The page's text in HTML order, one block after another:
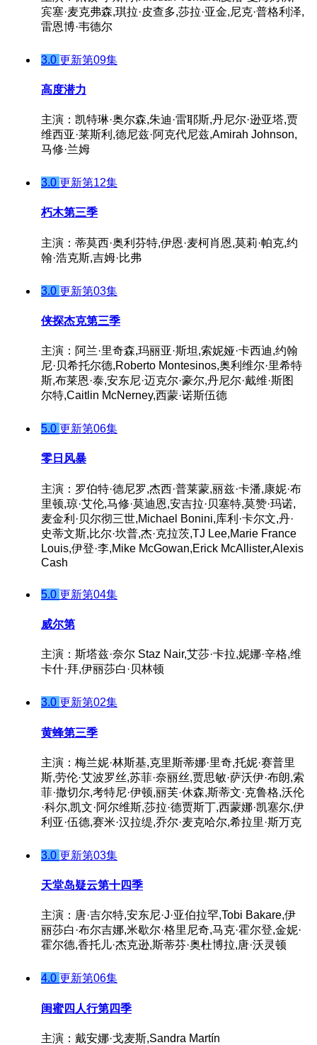
宾塞·麦克弗森,琪拉·皮查多,莎拉·亚金,尼克·普格利泽,
雷恩博·韦德尔
3.0 更新第09集
高度潜力
主演：凯特琳·奥尔森,朱迪·雷耶斯,丹尼尔·逊亚塔,贾
维西亚·莱斯利,德尼兹·阿克代尼兹,Amirah Johnson,
马修·兰姆
3.0 更新第12集
朽木第三季
主演：蒂莫西·奥利芬特,伊恩·麦柯肖恩,莫莉·帕克,约
翰·浩克斯,吉姆·比弗
3.0 更新第03集
侠探杰克第三季
主演：阿兰·里奇森,玛丽亚·斯坦,索妮娅·卡西迪,约翰
尼·贝希托尔德,Roberto Montesinos,奥利维尔·里希特
斯,布莱恩·泰,安东尼·迈克尔·豪尔,丹尼尔·戴维·斯图
尔特,Caitlin McNerney,西蒙·诺斯伍德
5.0 更新第06集
零日风暴
主演：罗伯特·德尼罗,杰西·普莱蒙,丽兹·卡潘,康妮·布
里顿,琼·艾伦,马修·莫迪恩,安吉拉·贝塞特,莫赞·玛诺,
麦金利·贝尔彻三世,Michael Bonini,库利·卡尔文,丹·
史蒂文斯,比尔·坎普,杰·克拉茨,TJ Lee,Marie France
Louis,伊登·李,Mike McGowan,Erick McAllister,Alexis
Cash
5.0 更新第04集
威尔第
主演：斯塔兹·奈尔 Staz Nair,艾莎·卡拉,妮娜·辛格,维
卡什·拜,伊丽莎白·贝林顿
3.0 更新第02集
黄蜂第三季
主演：梅兰妮·林斯基,克里斯蒂娜·里奇,托妮·赛普里
斯,劳伦·艾波罗丝,苏菲·奈丽丝,贾思敏·萨沃伊·布朗,索
菲·撒切尔,考特尼·伊顿,丽芙·休森,斯蒂文·克鲁格,沃伦
·科尔,凯文·阿尔维斯,莎拉·德贾斯丁,西蒙娜·凯塞尔,伊
利亚·伍德,赛米·汉拉缇,乔尔·麦克哈尔,希拉里·斯万克
3.0 更新第03集
天堂岛疑云第十四季
主演：唐·吉尔特,安东尼·J·亚伯拉罕,Tobi Bakare,伊
丽莎白·布尔吉娜,米歇尔·格里尼奇,马克·霍尔登,金妮·
霍尔德,香托儿·杰克逊,斯蒂芬·奥杜博拉,唐·沃灵顿
4.0 更新第06集
闺蜜四人行第四季
主演：戴安娜·戈麦斯,Sandra Martín